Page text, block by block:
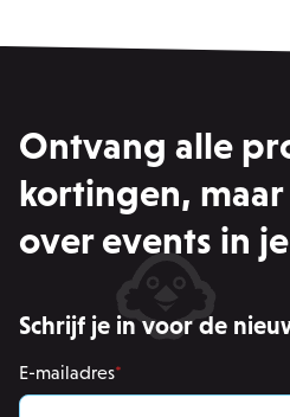
Ontvang alle
kortingen,
over events in
Schrijf je in voor de
E-mailadres*
product-added-modal
product_data_storage